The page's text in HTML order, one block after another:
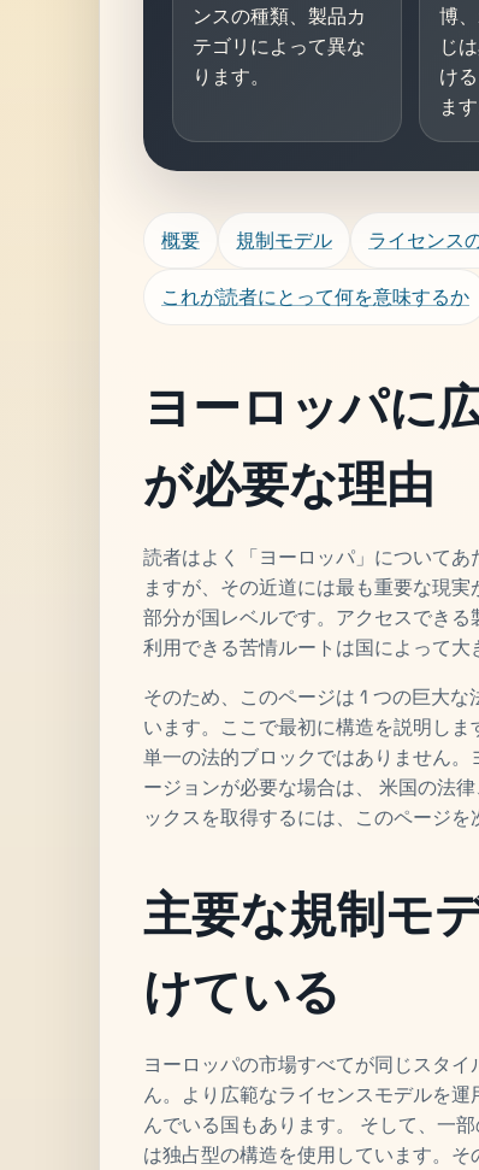
ンスの種類、製品カ
テゴリによって異な
ります。
博
じ
け
ます
概要 規制モデル ライセンス
これが読者にとって何を意味するか
ヨーロッパに
が必要な理由
読者はよく「ヨーロッパ」について
ますが、その近道には最も重要な現
部分が国レベルです。アクセスできる
利用できる苦情ルートは国によって大
そのため、このページは 1 つの巨大
います。ここで最初に構造を説明し
単一の法的ブロックではありません
ージョンが必要な場合は、 米国の法
ックスを取得するには、このページを
主要な規制モ
けている
ヨーロッパの市場すべてが同じスタ
ん。より広範なライセンスモデルを
んでいる国もあります。 そして、一
は独占型の構造を使用しています。